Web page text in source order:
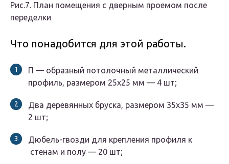
Рис.7. План помещения с дверным проемом после
переделки
Что понадобится для этой работы.
П — образный потолочный металлический
профиль, размером 25х25 мм — 4 шт;
Два деревянных бруска, размером 35х35 мм —
2 шт;
Дюбель-гвозди для крепления профиля к
стенам и полу — 20 шт;